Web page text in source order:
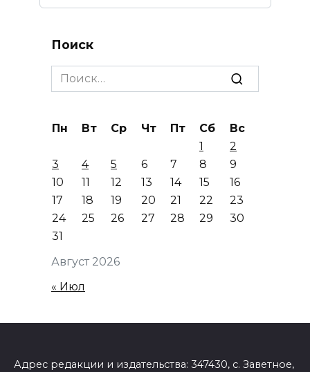
Поиск
Search
for:
Август 2026
Пн Вт Ср Чт Пт Сб
Вс
1
2
3
4 5 6 7 8
9
10
11 12 13 14 15
16
17
18 19 20 21 22
23
24
25 26 27 28 29
30
31
« Июл
Адрес редакции и издательства: 347430, с. Заветное,